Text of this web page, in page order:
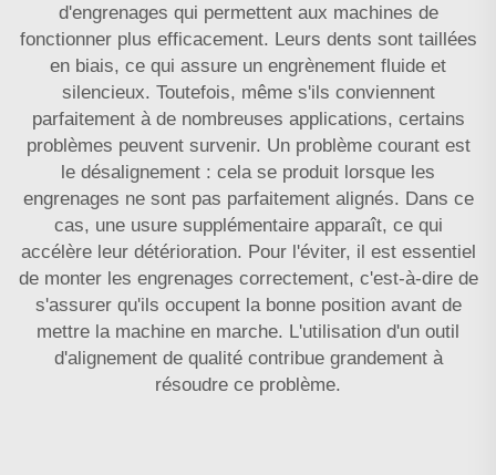
d'engrenages qui permettent aux machines de
fonctionner plus efficacement. Leurs dents sont taillées
en biais, ce qui assure un engrènement fluide et
silencieux. Toutefois, même s'ils conviennent
parfaitement à de nombreuses applications, certains
problèmes peuvent survenir. Un problème courant est
le désalignement : cela se produit lorsque les
engrenages ne sont pas parfaitement alignés. Dans ce
cas, une usure supplémentaire apparaît, ce qui
accélère leur détérioration. Pour l'éviter, il est essentiel
de monter les engrenages correctement, c'est-à-dire de
s'assurer qu'ils occupent la bonne position avant de
mettre la machine en marche. L'utilisation d'un outil
d'alignement de qualité contribue grandement à
résoudre ce problème.